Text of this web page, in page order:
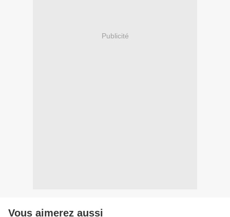
Publicité
Vous aimerez aussi